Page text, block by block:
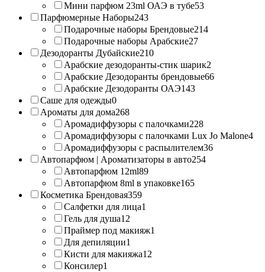
Мини парфюм 23ml ОАЭ в тубе53
Парфюмерные Наборы243
Подарочные наборы Брендовые214
Подарочные наборы Арабские27
Дезодоранты Дубайские210
Арабские дезодоранты-стик шарик2
Арабские Дезодоранты брендовые66
Арабские Дезодоранты ОАЭ143
Саше для одежды0
Ароматы для дома268
Аромадиффузоры с палочками228
Аромадиффузоры с палочками Lux Jo Malone4
Аромадиффузоры с распылителем36
Автопарфюм | Ароматизаторы в авто254
Автопарфюм 12ml89
Автопарфюм 8ml в упаковке165
Косметика Брендовая359
Салфетки для лица1
Гель для душа12
Праймер под макияж1
Для депиляции1
Кисти для макияжа12
Консилер1